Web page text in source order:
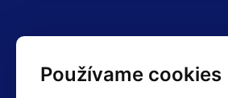
Používame cookies
Kontakty